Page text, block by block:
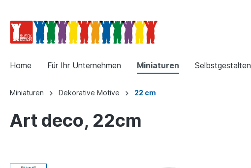
Home Für Ihr Unternehmen Miniaturen Selbstgestalten
Miniaturen Dekorative Motive 22 cm
Art deco, 22cm